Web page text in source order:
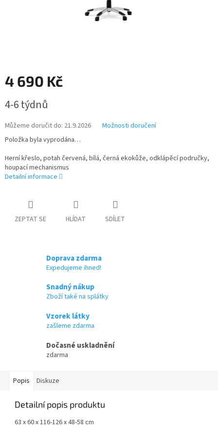
4 690 Kč
cena:
4-6 týdnů
Můžeme doručit do: 21.9.2026
Možnosti doručení
Položka byla vyprodána…
Herní křeslo, potah červená, bílá, černá ekokůže, odklápěcí područky,
houpací mechanismus
Detailní informace
ZEPTAT SE HLÍDAT SDÍLET
Doprava zdarma
Expedujeme ihned!
Snadný nákup
Zboží také na splátky
Vzorek látky
zašleme zdarma
Dočasné uskladnění
zdarma
Popis Diskuze
Detailní popis produktu
63 x 60 x 116-126 x 48-58 cm